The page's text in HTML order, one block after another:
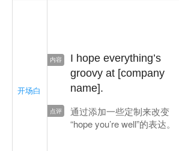
开场白
I hope everything’s
groovy at [company
name].
通过添加一些定制来改变
“hope you’re well”的表达。